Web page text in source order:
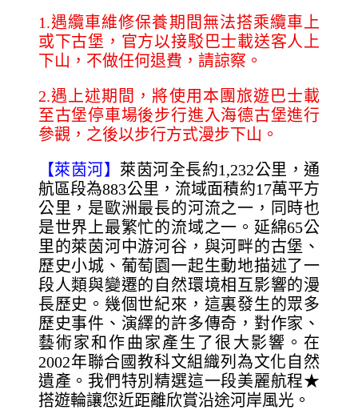
1.遇纜車維修保養期間無法搭乘纜車上
或下古堡，官方以接駁巴士載送客人上
下山，不做任何退費，請諒察。
2.遇上述期間，將使用本團旅遊巴士載
至古堡停車場後步行進入海德古堡進行
參觀，之後以步行方式漫步下山。
【萊茵河】 萊茵河全長約1,232公里，通
航區段為883公里，流域面積約17萬平方
公里，是歐洲最長的河流之一，同時也
是世界上最繁忙的流域之一。延綿65公
里的萊茵河中游河谷，與河畔的古堡、
歷史小城、葡萄園一起生動地描述了一
段人類與變遷的自然環境相互影響的漫
長歷史。幾個世紀來，這裏發生的眾多
歷史事件、演繹的許多傳奇，對作家、
藝術家和作曲家產生了很大影響。在
2002年聯合國教科文組織列為文化自然
遺產。我們特別精選這一段美麗航程★
搭遊輪讓您近距離欣賞沿途河岸風光。